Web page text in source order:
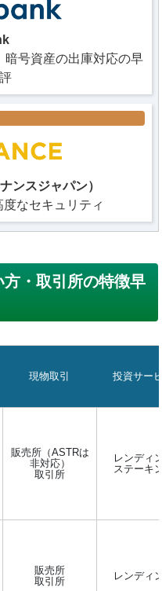
号資産の出庫対応の早
ンスジャパン）
なセキュリティ
・取引所の特徴早
現物取引 投資サー
販売所（ASTRは
非対応）
取引所
レンディ
ステーキ
販売所
取引所
レンディ